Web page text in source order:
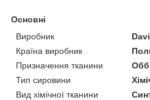
Основні
Виробник
Країна виробник
Призначення тканини
Тип сировини
Вид хімічної тканини